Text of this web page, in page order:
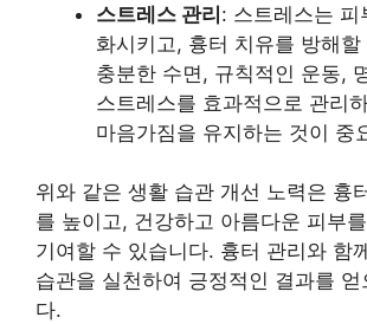
스트레스 관리: 스트레스는
화시키고, 흉터 치유를 방해
충분한 수면, 규칙적인 운동,
스트레스를 효과적으로 관리
마음가짐을 유지하는 것이 중
위와 같은 생활 습관 개선 노력은 흉
를 높이고, 건강하고 아름다운 피부
기여할 수 있습니다. 흉터 관리와 함
습관을 실천하여 긍정적인 결과를 얻
다.